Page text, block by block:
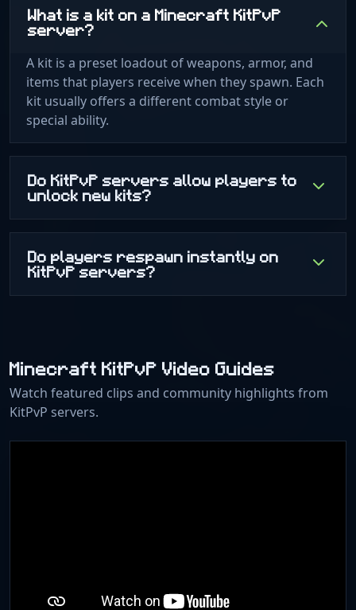
What is a kit on a Minecraft KitPvP
server?
A kit is a preset loadout of weapons, armor, and
items that players receive when they spawn. Each
kit usually offers a different combat style or
special ability.
Do KitPvP servers allow players to
unlock new kits?
Do players respawn instantly on
KitPvP servers?
Minecraft KitPvP Video Guides
Watch featured clips and community highlights from
KitPvP servers.